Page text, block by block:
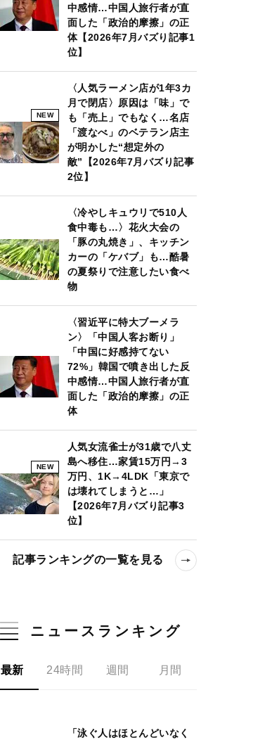
中感情…中国人旅行者が直
面した「政治的摩擦」の正
体【2026年7月バズり記事1
位】
NEW
〈人気ラーメン店が1年3カ
月で閉店〉原因は「味」で
も「売上」でもなく…名店
「渡なべ」のベテラン店主
が明かした“想定外の
敵”【2026年7月バズり記事
2位】
〈冷やしキュウリで510人
食中毒も…〉花火大会の
「豚の丸焼き」、キッチン
カーの「ケバブ」も…酷暑
の夏祭りで注意したい食べ
物
〈習近平に特大ブーメラ
ン〉「中国人客お断り」
「中国に好感持てない
72%」韓国で噴き出した反
中感情…中国人旅行者が直
面した「政治的摩擦」の正
体
NEW
人気女流雀士が31歳で八丈
島へ移住…家賃15万円→3
万円、1K→4LDK「東京で
は壊れてしまうと…」
【2026年7月バズり記事3
位】
記事ランキングの一覧を見る
ニュースランキング
最新 24時間 週間 月間
「泳ぐ人はほとんどいなく